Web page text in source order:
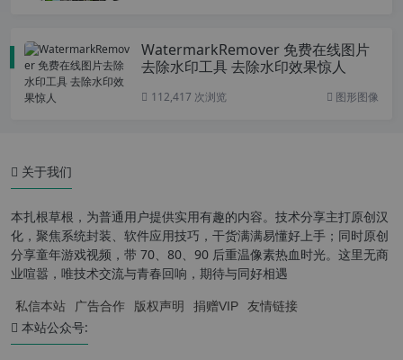
WatermarkRemover 免费在线图片
去除水印工具 去除水印效果惊人
112,417 次浏览 图形图像
关于我们
本扎根草根，为普通用户提供实用有趣的内容。技术分享主打原创汉
化，聚焦系统封装、软件应用技巧，干货满满易懂好上手；同时原创
分享童年游戏视频，带 70、80、90 后重温像素热血时光。这里无商
业喧嚣，唯技术交流与青春回响，期待与同好相遇
私信本站 广告合作 版权声明 捐赠VIP 友情链接
本站公众号: